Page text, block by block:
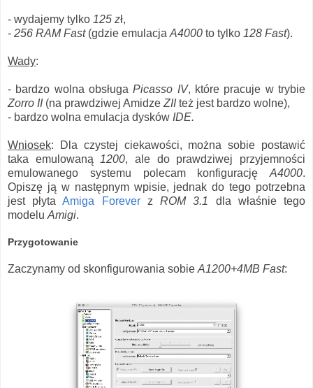
- wydajemy tylko 125 zł,
- 256 RAM Fast(gdzie emulacja A4000 to tylko 128 Fast).
Wady:
- bardzo wolna obsługaPicasso IV, które pracuje w trybie
Zorro II(na prawdziwej Amidze ZIIteż jest bardzo wolne),
- bardzo wolna emulacja dysków IDE.
Wniosek: Dla czystej ciekawości, można sobie postawić
taka emulowaną 1200, ale do prawdziwej przyjemności
emulowanego systemu polecam konfigurację A4000.
Opiszę ją w następnym wpisie, jednak do tego potrzebna
jest płytaAmiga ForeverzROM 3.1
dla właśnie tego
modelu Amigi.
Przygotowanie
Zaczynamy od skonfigurowania sobie A1200+4MB Fast: